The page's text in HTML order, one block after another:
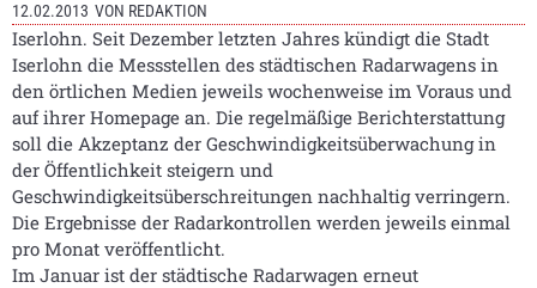
12.02.2013 VON REDAKTION
Iserlohn. Seit Dezember letzten Jahres kündigt die Stadt
Iserlohn die Messstellen des städtischen Radarwagens in
den örtlichen Medien jeweils wochenweise im Voraus und
auf ihrer Homepage an. Die regelmäßige Berichterstattung
soll die Akzeptanz der Geschwindigkeitsüberwachung in
der Öffentlichkeit steigern und
Geschwindigkeitsüberschreitungen nachhaltig verringern.
Die Ergebnisse der Radarkontrollen werden jeweils einmal
pro Monat veröffentlicht.
Im Januar ist der städtische Radarwagen erneut